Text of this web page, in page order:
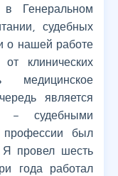
в Генеральном
судебных
о нашей работе
клинических
является
– судебными
был
провел шесть
года работал